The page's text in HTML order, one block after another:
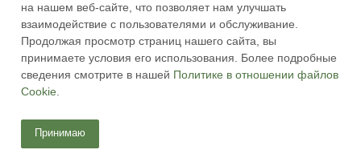
2026 © Academyfishing - продажа товаров для рыбалки по
Москве и России
на нашем веб-сайте, что позволяет нам улучшать
взаимодействие с пользователями и обслуживание.
Продолжая просмотр страниц нашего сайта, вы
принимаете условия его использования. Более подробные
сведения смотрите в нашей Политике в отношении файлов
Cookie
Принимаю